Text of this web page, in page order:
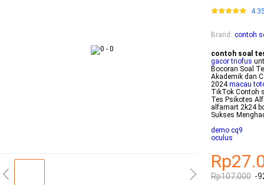
Brand : contoh
contoh soal
gacor triofus
Bocoran Soal
Akademik dan
2024macau
TikTok Contoh
Tes Psikotes
alfamart 2k24
Sukses
demo cq9
oculus
Rp107.000 -